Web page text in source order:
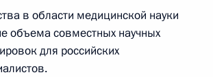
в области медицинской науки
объема совместных научных
для российских